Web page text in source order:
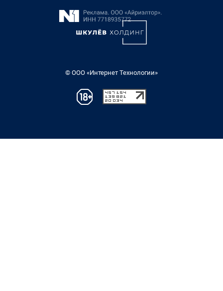
© ООО «Интернет Технологии»